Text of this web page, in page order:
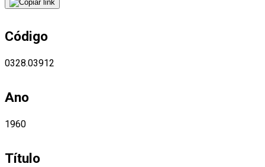
Código
0328.03912
Ano
1960
Título